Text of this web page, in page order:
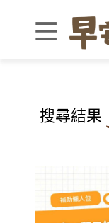
搜尋結果